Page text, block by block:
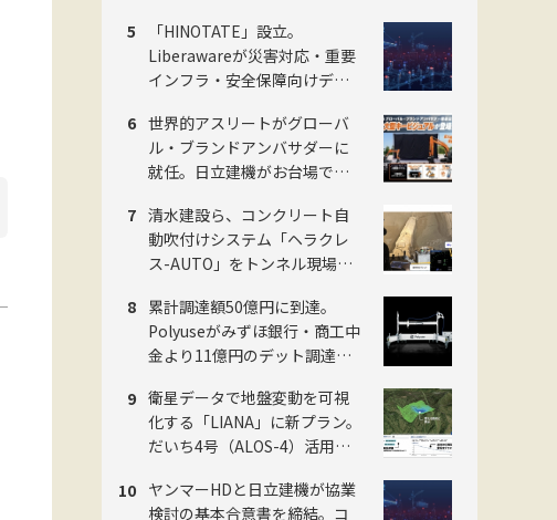
ンホームシールド社
「HINOTATE」設立。
Liberawareが災害対応・重要
インフラ・安全保障向けデュ
社を8月設立
世界的アスリートがグローバ
ル・ブランドアンバサダーに
就任。日立建機がお台場で
を発表・巨大油圧ショベル乗
車体験も
清水建設ら、コンクリート自
動吹付けシステム「ヘラクレ
ス-AUTO」をトンネル現場に
厚を計測し、均質な自動吹付
けを実現
累計調達額50億円に到達。
Polyuseがみずほ銀行・商工中
金より11億円のデット調達・
AI進化を加速
衛星データで地盤変動を可視
化する「LIANA」に新プラン。
だいち4号（ALOS-4）活用で
JSAT・ゼンリン・日本工営の
ヤンマーHDと日立建機が協業
検討の基本合意書を締結。コ